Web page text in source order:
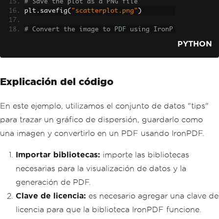
# Save the plot as a PNG file
plt . savefig( "scatterplot.png" )
# Convert the image to PDF using IronP
rplot.png").SaveAs("scatterplot.pdf")
# Display the plot
plt.show()
PYTHON
Explicación del código
En este ejemplo, utilizamos el conjunto de datos "tips"
para trazar un gráfico de dispersión, guardarlo como
una imagen y convertirlo en un PDF usando IronPDF.
Importar bibliotecas: importe las bibliotecas
necesarias para la visualización de datos y la
generación de PDF.
Clave de licencia: es necesario agregar una clave de
licencia para que la biblioteca IronPDF funcione.